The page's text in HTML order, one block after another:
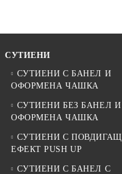
СУТИЕНИ
СУТИЕНИ С БАНЕЛ И
ОФОРМЕНА ЧАШКА
СУТИЕНИ БЕЗ БАНЕЛ И
ОФОРМЕНА ЧАШКА
СУТИЕНИ С ПОВДИГАЩ
ЕФЕКТ PUSH UP
СУТИЕНИ С БАНЕЛ С